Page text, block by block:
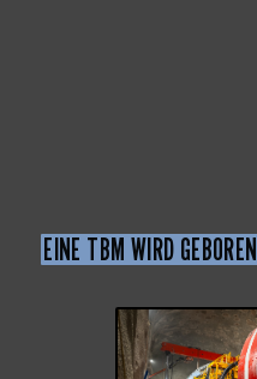
EINE TBM WIRD GEBOREN